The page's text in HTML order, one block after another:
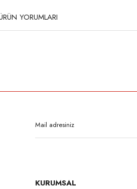
YORUMLARI
KURUMSAL